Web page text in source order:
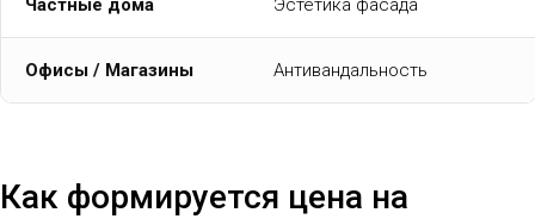
Частные дома Эстетика фасада
Офисы / Магазины Антивандальность
Как формируется цена на